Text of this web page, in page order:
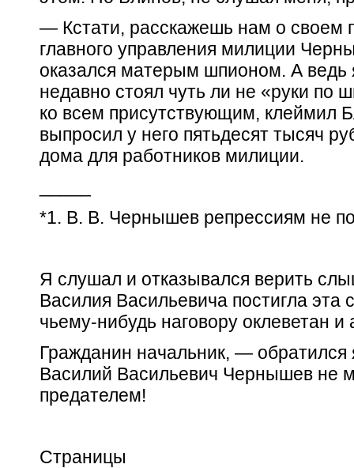
— Кстати, расскажешь нам о своем
главного управления милиции
оказался матерым шпионом. А ведь
недавно стоял чуть ли не «руки
ко всем присутствующим,
выпросил у него пятьдесят тысяч
дома для работников милиции.
*1. В. В. Чернышев репрессиям не
Я слушал и отказывался верить
Василия Васильевича постигла эта
чьему-нибудь наговору оклеветан и
Гражданин начальник, —
Василий Васильевич Чернышев не
предателем!
Страницы